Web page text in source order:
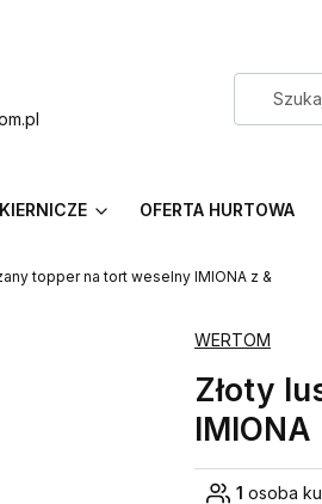
OFERTA HURTOWA
topper na tort weselny IMIONA z &
WERTOM
Złoty
IMIONA
1 osoba